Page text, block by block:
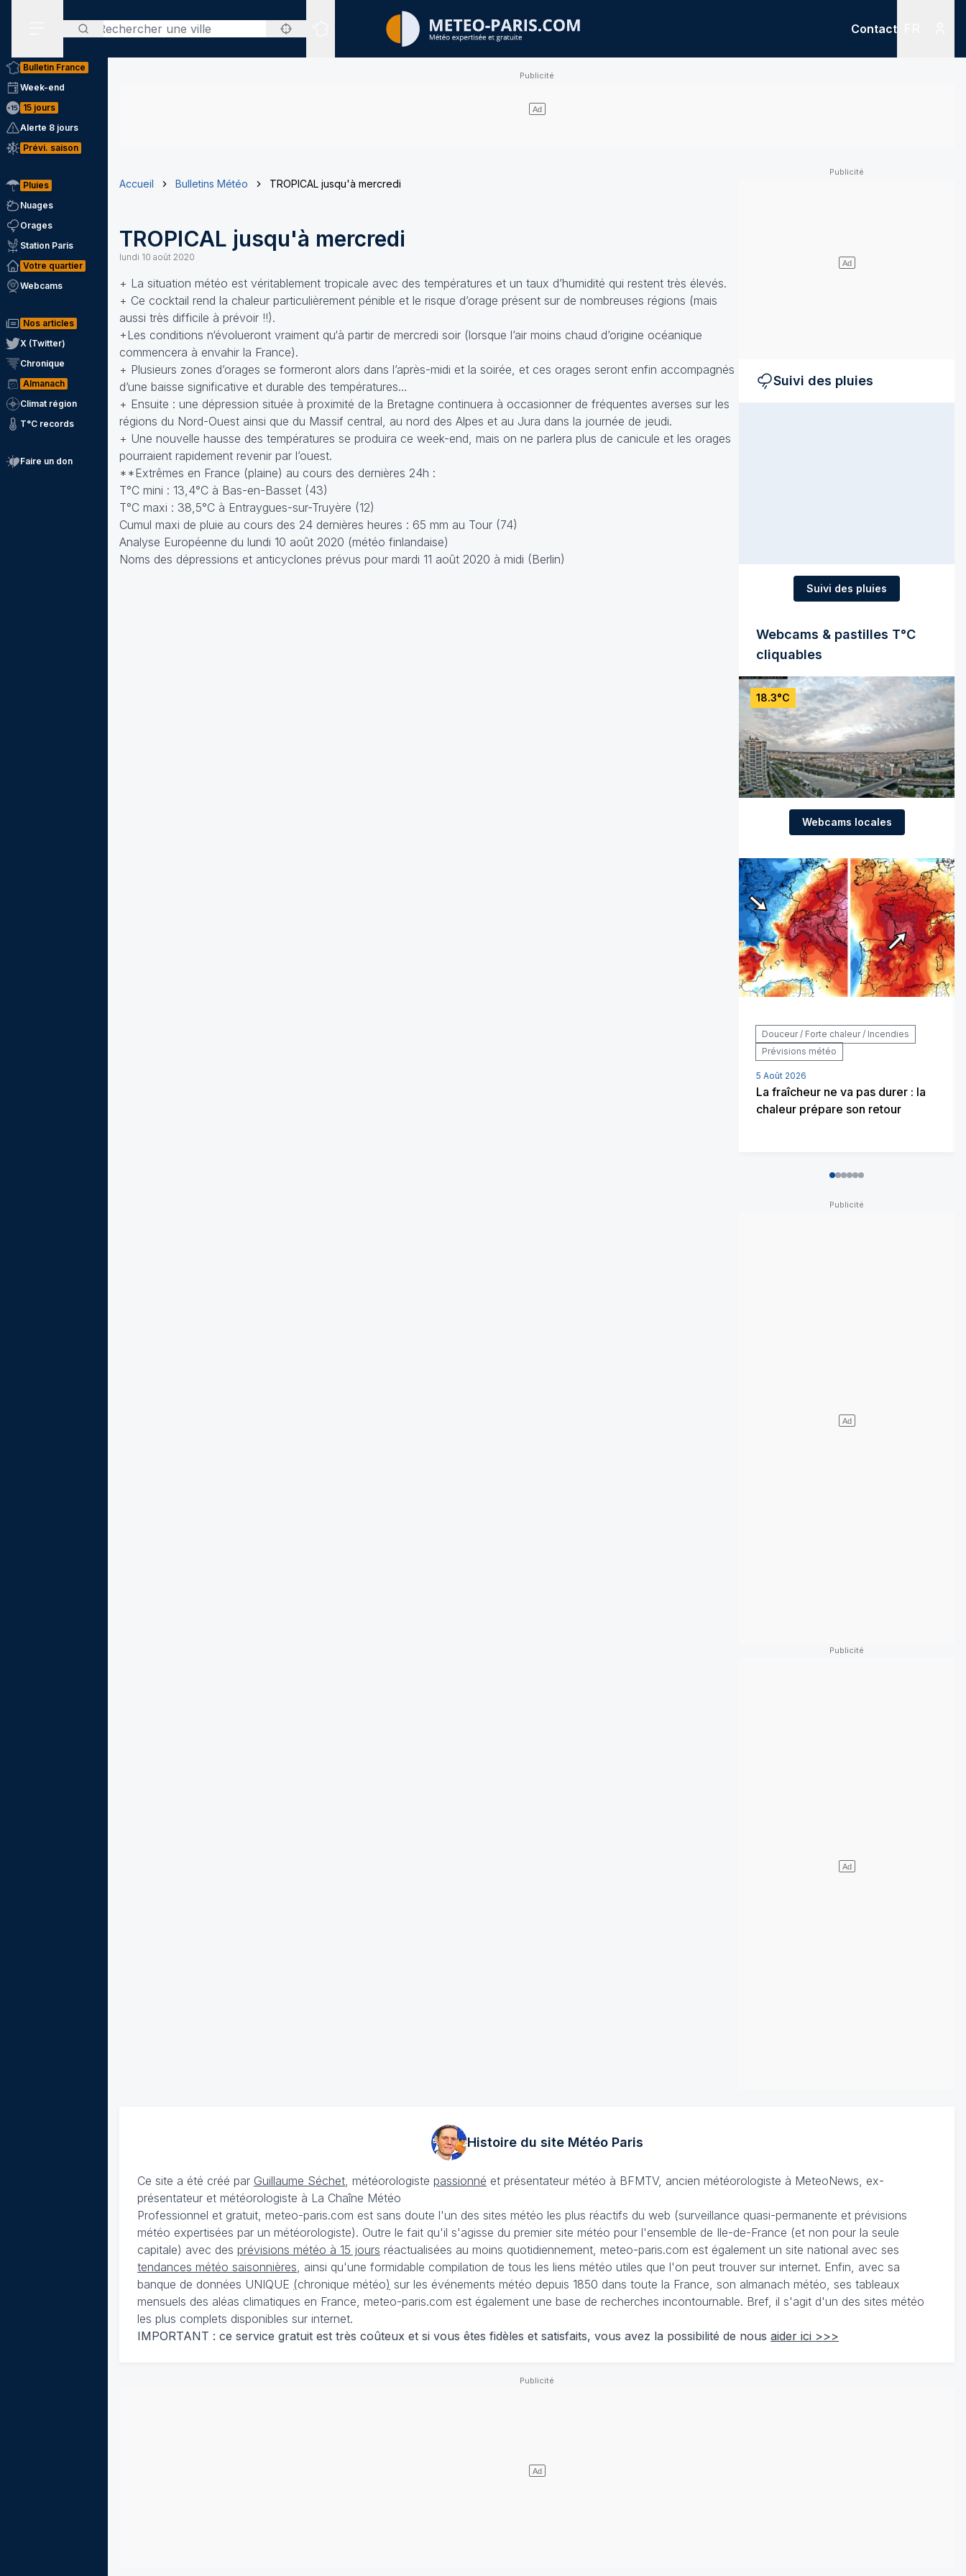
Rechercher
Sites expertisés
Contact
Bulletin France
Week-end
15 jours
Alerte 8 jours
Prévi. saison
Pluies
Nuages
Orages
Station Paris
Votre quartier
Webcams
Nos articles
X (Twitter)
Chronique
Almanach
Climat région
T°C records
Faire un don
Accueil Bulletins Météo TROPICAL jusqu'à mercredi
TROPICAL jusqu'à mercredi
lundi 10 août 2020
+ La situation météo est véritablement tropicale avec des températures et un taux d’humidité qui restent très élevés.
+ Ce cocktail rend la chaleur particulièrement pénible et le risque d’orage présent sur de nombreuses régions (mais
aussi très difficile à prévoir !!).
+Les conditions n‘évolueront vraiment qu‘à partir de mercredi soir (lorsque l’air moins chaud d’origine océanique
commencera à envahir la France).
+ Plusieurs zones d’orages se formeront alors dans l’après-midi et la soirée, et ces orages seront enfin accompagnés
d’une baisse significative et durable des températures…
+ Ensuite : une dépression située à proximité de la Bretagne continuera à occasionner de fréquentes averses sur les
régions du Nord-Ouest ainsi que du Massif central, au nord des Alpes et au Jura dans la journée de jeudi.
+ Une nouvelle hausse des températures se produira ce week-end, mais on ne parlera plus de canicule et les orages
pourraient rapidement revenir par l’ouest.
**Extrêmes en France (plaine) au cours des dernières 24h :
T°C mini : 13,4°C à Bas-en-Basset (43)
T°C maxi : 38,5°C à Entraygues-sur-Truyère (12)
Cumul maxi de pluie au cours des 24 dernières heures : 65 mm au Tour (74)
Analyse Européenne du lundi 10 août 2020 (météo finlandaise)
Noms des dépressions et anticyclones prévus pour mardi 11 août 2020 à midi (Berlin)
Suivi des pluies
Suivi des pluies
Webcams & pastilles T°C
cliquables
18.3°C
Webcams locales
Douceur / Forte chaleur / Incendies
Prévisions météo
5 Août 2026
La fraîcheur ne va pas durer : la
chaleur prépare son retour
012345
Histoire du site MétéoParis
Ce site a été créé par Guillaume Séchet , météorologiste passionné et présentateur météo à BFMTV, ancien météorologiste à MeteoNews, ex-
présentateur et météorologiste à La Chaîne Météo
Professionnel et gratuit, meteo-paris.com est sans doute l'un des sites météo les plus réactifs du web (surveillance quasi-permanente et prévisions
météo expertisées par un météorologiste). Outre le fait qu'il s'agisse du premier site météo pour l'ensemble de Ile-de-France (et non pour la seule
capitale) avec des prévisions météo à 15 jours réactualisées au moins quotidiennement, meteo-paris.com est également un site national avec ses
tendances météo saisonnières , ainsi qu'une formidable compilation de tous les liens météo utiles que l'on peut trouver sur internet. Enfin, avec sa
banque de données UNIQUE (chronique météo) sur les événements météo depuis 1850 dans toute la France, son almanach météo, ses tableaux
mensuels des aléas climatiques en France, meteo-paris.com est également une base de recherches incontournable. Bref, il s'agit d'un des sites météo
les plus complets disponibles sur internet.
IMPORTANT : ce service gratuit est très coûteux et si vous êtes fidèles et satisfaits, vous avez la possibilité de nous aider ici >>>